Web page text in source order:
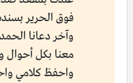
فوق الحرير
وآخر دعانا
معنا بكل أحوال
واحفظ كلامي